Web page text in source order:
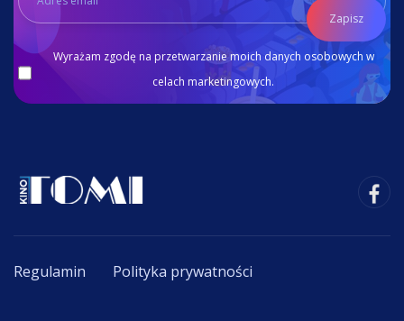
Zapisz
Wyrażam zgodę na przetwarzanie moich danych osobowych w
celach marketingowych.
Regulamin Polityka prywatności